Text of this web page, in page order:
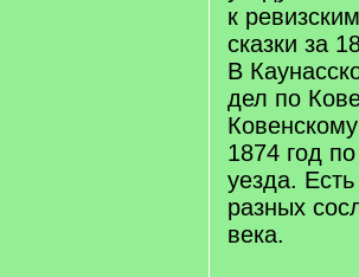
к
сказки за
В
дел по
1874 год
уезда.
разных
века.